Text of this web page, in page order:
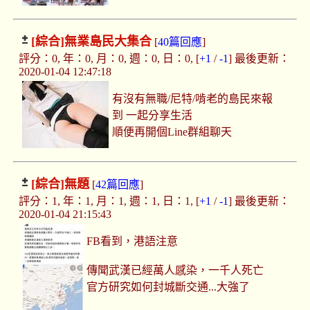
[綜合]無業島民大集合[40篇回應]
評分：0, 年：0, 月：0, 週：0, 日：0, [+1 /-1] 最後更新：
2020-01-04 12:47:18
有沒有無職/尼特/啃老的島民來報
到 一起分享生活
順便再開個Line群組聊天
[綜合]無題[42篇回應]
評分：1, 年：1, 月：1, 週：1, 日：1, [+1 /-1] 最後更新：
2020-01-04 21:15:43
FB看到，港語注意
傳聞武漢已經萬人感染，一千人死亡
官方研究如何封城斷交通...大強了